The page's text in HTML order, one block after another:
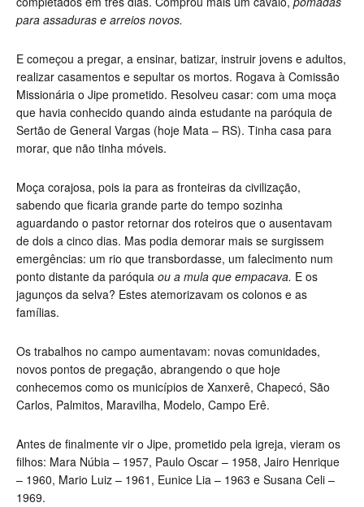
para assaduras e arreios novos.
E começou a pregar, a ensinar, batizar, instruir jovens e adultos,
realizar casamentos e sepultar os mortos. Rogava à Comissão
Missionária o Jipe prometido. Resolveu casar: com uma moça
que havia conhecido quando ainda estudante na paróquia de
Sertão de General Vargas (hoje Mata – RS). Tinha casa para
morar, que não tinha móveis.
Moça corajosa, pois ia para as fronteiras da civilização,
sabendo que ficaria grande parte do tempo sozinha
aguardando o pastor retornar dos roteiros que o ausentavam
de dois a cinco dias. Mas podia demorar mais se surgissem
emergências: um rio que transbordasse, um falecimento num
ponto distante da paróquia ou a mula que empacava. E os
jagunços da selva? Estes atemorizavam os colonos e as
famílias.
Os trabalhos no campo aumentavam: novas comunidades,
novos pontos de pregação, abrangendo o que hoje
conhecemos como os municípios de Xanxerê, Chapecó, São
Carlos, Palmitos, Maravilha, Modelo, Campo Erê.
Antes de finalmente vir o Jipe, prometido pela igreja, vieram os
filhos: Mara Núbia – 1957, Paulo Oscar – 1958, Jairo Henrique
– 1960, Mario Luiz – 1961, Eunice Lia – 1963 e Susana Celi –
1969.